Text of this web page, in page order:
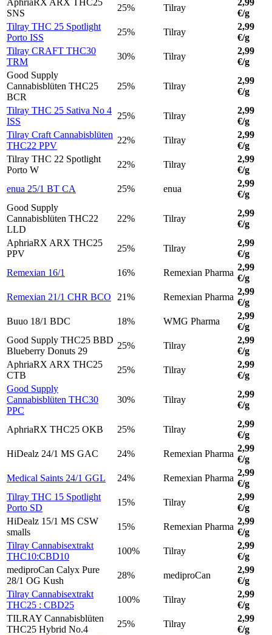
SNS
25% Tilray
€/g
Tilray THC 25 Spotlight
Porto ISS
25% Tilray
2,99
€/g
Tilray CRAFT THC30
TRM
30% Tilray
2,99
€/g
Good Supply
Cannabisblüten THC25
BCR
25% Tilray
2,99
€/g
Tilray THC 25 Sativa No 4
ISS
25% Tilray
2,99
€/g
Tilray Craft Cannabisblüten
THC22 PPV
22% Tilray
2,99
€/g
Tilray THC 22 Spotlight
Porto W
22% Tilray
2,99
€/g
enua 25/1 BT CA
25% enua
2,99
€/g
Good Supply
Cannabisblüten THC22
LLD
22% Tilray
2,99
€/g
AphriaRX ARX THC25
PPV
25% Tilray
2,99
€/g
Remexian 16/1
16% Remexian Pharma
2,99
€/g
Remexian 21/1 CHR BCO
21% Remexian Pharma
2,99
€/g
Buuo 18/1 BDC
18% WMG Pharma
2,99
€/g
Good Supply THC25 BBD
Blueberry Donuts 29
25% Tilray
2,99
€/g
AphriaRX ARX THC25
CTB
25% Tilray
2,99
€/g
Good Supply
Cannabisblüten THC30
PPC
30% Tilray
2,99
€/g
AphriaRX THC25 OKB 25% Tilray
2,99
€/g
HiDealz 24/1 MS GAC
24% Remexian Pharma
2,99
€/g
Medical Saints 24/1 GGL
24% Remexian Pharma
2,99
€/g
Tilray THC 15 Spotlight
Porto SD
15% Tilray
2,99
€/g
HiDealz 15/1 MS CSW
smalls
15% Remexian Pharma
2,99
€/g
Tilray Cannabisextrakt
THC10:CBD10
100% Tilray
2,99
€/g
mediproCan Calyx Pure
28/1 OG Kush
28% mediproCan
2,99
€/g
Tilray Cannabisextrakt
THC25 : CBD25
100% Tilray
2,99
€/g
TILRAY Cannabisblüten
THC25 Hybrid No.4
25% Tilray
2,99
€/g